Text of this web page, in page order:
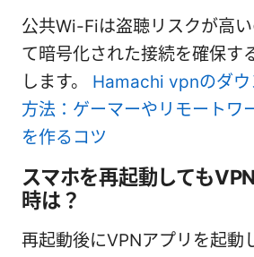
公共Wi-Fiは盗聴リスクが高
て暗号化された接続を確保す
します。 Hamachi vpnのダウ
方法：ゲーマーやリモートワ
を作るコツ
スマホを再起動しても
時は？
再起動後にVPNアプリを起動